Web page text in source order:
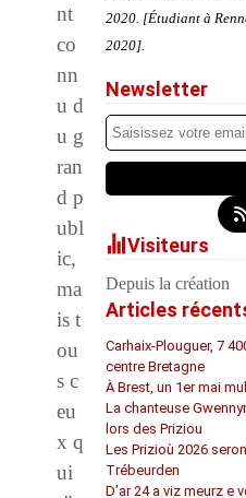
nt
co
nn
u d
u g
ran
d p
ubl
ic,
ma
is t
ou
s c
eu
x q
ui
2020. [Étudiant à
2020].
Newsletter
Visiteurs
Depuis la création
Articles
Carhaix-Plouguer, 7
centre Bretagne
À Brest, un 1er mai
La chanteuse
lors des Priziou
Les Prizioù 2026
Trébeurden
D’ar 24 a viz meurz e